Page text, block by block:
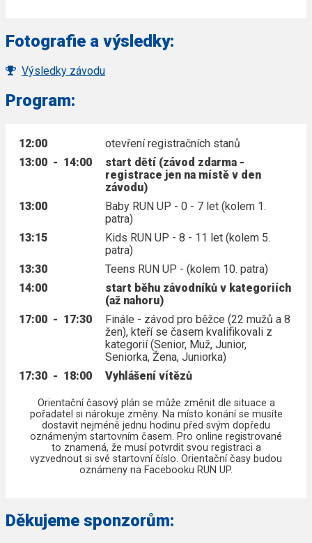
Fotografie a výsledky:
Výsledky závodu
Program:
12:00
otevření registračních stanů
13:00 - 14:00
start dětí (závod zdarma -
registrace jen na místě v den
závodu)
13:00
Baby RUN UP - 0 - 7 let (kolem 1.
patra)
13:15
Kids RUN UP - 8 - 11 let (kolem 5.
patra)
13:30
Teens RUN UP - (kolem 10. patra)
14:00
start běhu závodníků v kategoriích
(až nahoru)
17:00 - 17:30
Finále - závod pro běžce (22 mužů a 8
žen), kteří se časem kvalifikovali z
kategorií (Senior, Muž, Junior,
Seniorka, Žena, Juniorka)
17:30 - 18:00 Vyhlášení vítězů
Orientační časový plán se může změnit dle situace a
pořadatel si nárokuje změny. Na místo konání se musíte
dostavit nejméně jednu hodinu před svým dopředu
oznámeným startovním časem. Pro online registrované
to znamená, že musí potvrdit svou registraci a
vyzvednout si své startovní číslo. Orientační časy budou
oznámeny na Facebooku RUN UP.
Děkujeme sponzorům: